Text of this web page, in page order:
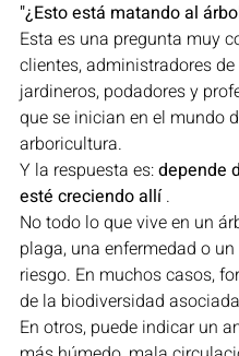
"¿Esto está matando al
Esta es una pregunta muy
clientes, administradores
jardineros, podadores y
que se inician en el mundo
arboricultura.
Y la respuesta es: depende
esté creciendo allí .
No todo lo que vive en un
plaga, una enfermedad o
riesgo. En muchos casos,
de la biodiversidad
En otros, puede indicar un